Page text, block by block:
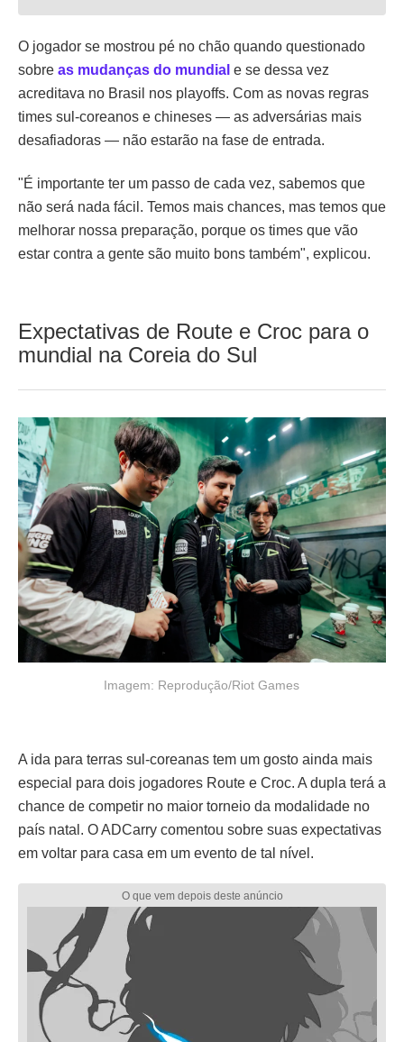
O jogador se mostrou pé no chão quando questionado
sobre as mudanças do mundial e se dessa vez
acreditava no Brasil nos playoffs. Com as novas regras
times sul-coreanos e chineses — as adversárias mais
desafiadoras — não estarão na fase de entrada.
"É importante ter um passo de cada vez, sabemos que
não será nada fácil. Temos mais chances, mas temos que
melhorar nossa preparação, porque os times que vão
estar contra a gente são muito bons também", explicou.
Expectativas de Route e Croc para o
mundial na Coreia do Sul
Imagem: Reprodução/Riot Games
A ida para terras sul-coreanas tem um gosto ainda mais
especial para dois jogadores Route e Croc. A dupla terá a
chance de competir no maior torneio da modalidade no
país natal. O ADCarry comentou sobre suas expectativas
em voltar para casa em um evento de tal nível.